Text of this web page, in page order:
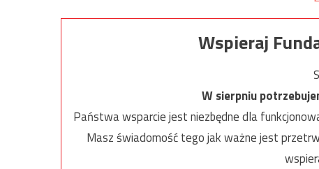
Wspieraj
W sierpniu
Państwa wsparcie jest niezbędne dla
Masz świadomość tego jak ważne jest